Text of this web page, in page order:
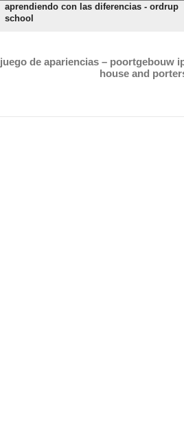
aprendiendo con las diferencias - ordrup
school
juego de apariencias – poortgebouw
house and